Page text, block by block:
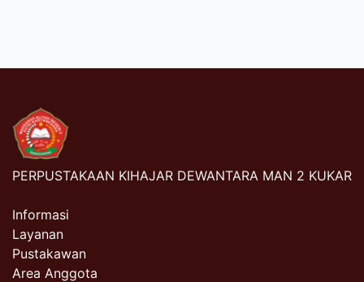
PERPUSTAKAAN KIHAJAR DEWANTARA MAN 2 KUKAR
Informasi
Layanan
Pustakawan
Area Anggota